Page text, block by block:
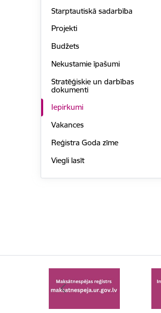
Starptautiskā sadarbība
Projekti
Budžets
Nekustamie īpašumi
Stratēģiskie un darbības
dokumenti
Iepirkumi
Vakances
Reģistra Goda zīme
Viegli lasīt